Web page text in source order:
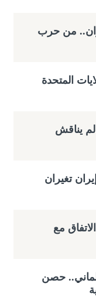
من حرب
المتحدة
يناقش
تغيران
مع
حصن